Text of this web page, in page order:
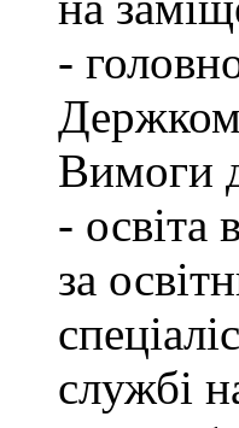
-
Вимоги
- освіта
за
службі